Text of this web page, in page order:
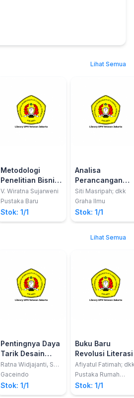
Lihat Semua
Metodologi
Penelitian Bisnis
& Ekonomi
Pendekatan
Kuantitatif
V. Wiratna Sujarweni
Pustaka Baru
Stok: 1/1
Analisa
Perancangan
Sistem Informasi
Akuntansi
Siti Masripah; dkk
Graha Ilmu
Stok: 1/1
Lihat Semua
Pentingnya Daya
Tarik Desain
Interior
Perpustakaan
Bagi Pemustaka
Ratna Widjajanti, ST.
MM
Gaceindo
Stok: 1/1
Buku Baru
Revolusi Literasi
Afiyatul Fatimah;
Pustaka Rumah
C1nta
Stok: 1/1